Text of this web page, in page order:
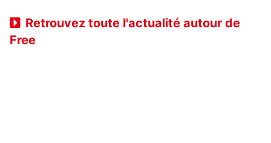
Retrouvez toute l'actualité autour de
Free